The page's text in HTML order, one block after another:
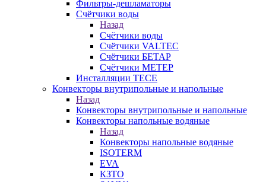
Фильтры-дешламаторы
Счётчики воды
Назад
Счётчики воды
Счётчики VALTEC
Счётчики БЕТАР
Счётчики МЕТЕР
Инсталляции TECE
Конвекторы внутрипольные и напольные
Назад
Конвекторы внутрипольные и напольные
Конвекторы напольные водяные
Назад
Конвекторы напольные водяные
ISOTERM
EVA
КЗТО